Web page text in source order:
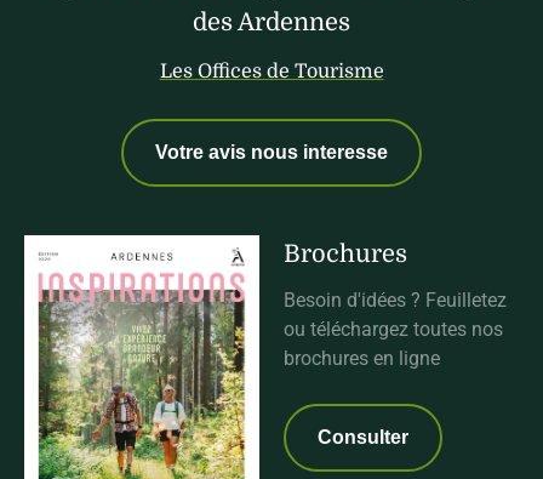
des Ardennes
Les Offices de Tourisme
Votre avis nous interesse
Brochures
Besoin d'idées ? Feuilletez
ou téléchargez toutes nos
brochures en ligne
Consulter